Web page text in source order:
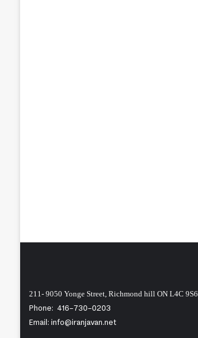
211- 9050 Yonge Street, Richmond hill ON L4C 9S6
Phone: 416-730-0203
Email: info@iranjavan.net